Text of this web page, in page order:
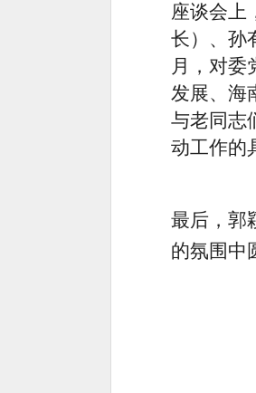
座谈会上
长）、孙
月，对委
发展、 海
与老同志
动工作的
最后， 郭
的氛围中